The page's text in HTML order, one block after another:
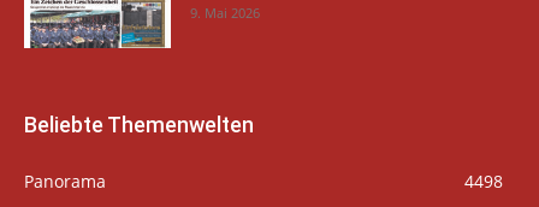
9. Mai 2026
Beliebte Themenwelten
Panorama
4498